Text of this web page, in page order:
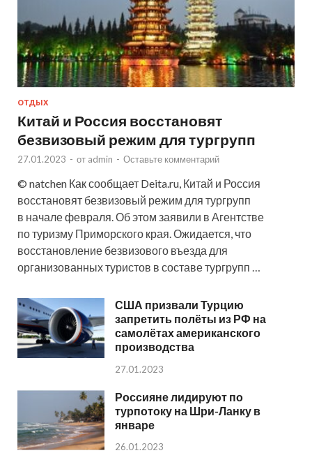
ОТДЫХ
Китай и Россия восстановят
безвизовый режим для тургрупп
27.01.2023 - от admin - Оставьте комментарий
© natchen Как сообщает Deita.ru, Китай и Россия
восстановят безвизовый режим для тургрупп
в начале февраля. Об этом заявили в Агентстве
по туризму Приморского края. Ожидается, что
восстановление безвизового въезда для
организованных туристов в составе тургрупп …
США призвали Турцию
запретить полёты из РФ на
самолётах американского
производства
27.01.2023
Россияне лидируют по
турпотоку на Шри-Ланку в
январе
26.01.2023